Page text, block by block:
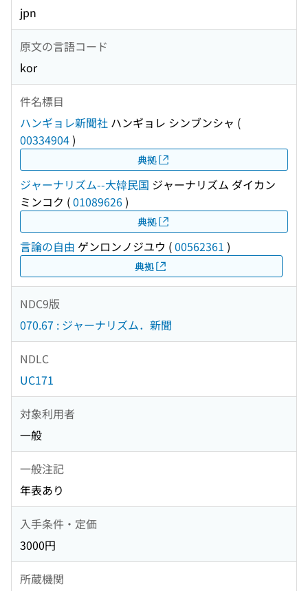
jpn
原文の言語コード
kor
件名標目
ハンギョレ新聞社 ハンギョレ シンブンシャ (
00334904)
典拠
ジャーナリズム--大韓民国 ジャーナリズム ダイカン
ミンコク (01089626)
典拠
言論の自由 ゲンロンノジユウ (00562361 )
典拠
NDC9版
070.67 : ジャーナリズム．新聞
NDLC
UC171
対象利用者
一般
一般注記
年表あり
入手条件・定価
3000円
所蔵機関